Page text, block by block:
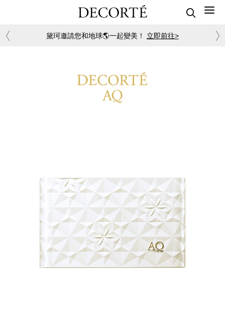
黛珂邀請您和地球🌎一起變美！ 立即前往>